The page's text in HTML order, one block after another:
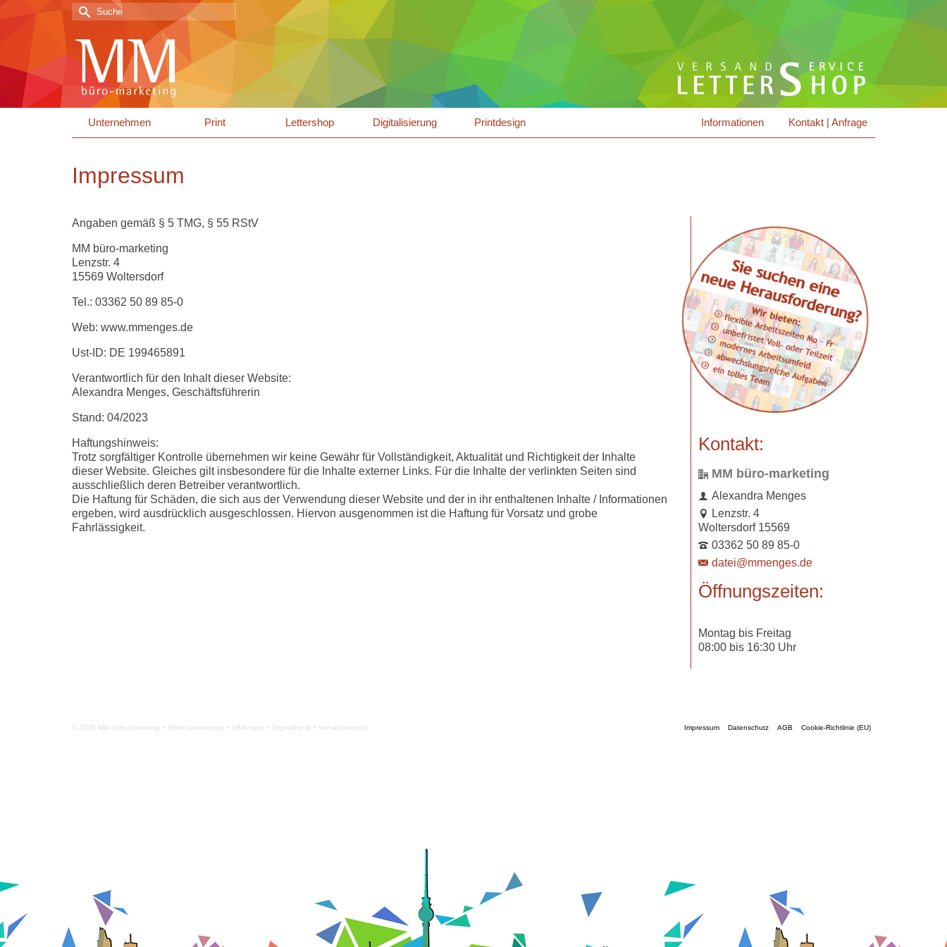
Suche
nach:
Unternehmen Print Lettershop Digitalisierung Printdesign Kontakt | Anfrage
Informationen
Impressum
Angaben gemäß § 5 TMG, § 55 RStV
MM büro-marketing
Lenzstr. 4
15569 Woltersdorf
Tel.: 03362 50 89 85-0
Web: www.mmenges.de
Ust-ID: DE 199465891
Verantwortlich für den Inhalt dieser Website:
Alexandra Menges, Geschäftsführerin
Stand: 04/2023
Haftungshinweis:
Trotz sorgfältiger Kontrolle übernehmen wir keine Gewähr für Vollständigkeit, Aktualität und Richtigkeit der Inhalte
dieser Website. Gleiches gilt insbesondere für die Inhalte externer Links. Für die Inhalte der verlinkten Seiten sind
ausschließlich deren Betreiber verantwortlich.
Die Haftung für Schäden, die sich aus der Verwendung dieser Website und der in ihr enthaltenen Inhalte / Informationen
ergeben, wird ausdrücklich ausgeschlossen. Hiervon ausgenommen ist die Haftung für Vorsatz und grobe
Fahrlässigkeit.
Kontakt:
MM büro-marketing
Alexandra Menges
Lenzstr. 4
Woltersdorf 15569
03362 50 89 85-0
datei@mmenges.de
Öffnungszeiten:
Montag bis Freitag
08:00 bis 16:30 Uhr
Impressum Datenschutz AGB Cookie-Richtlinie (EU)
© 2026 MM büro-marketing + Berlin-Lettershop + MMenges + Digitaldruck + Versandservice